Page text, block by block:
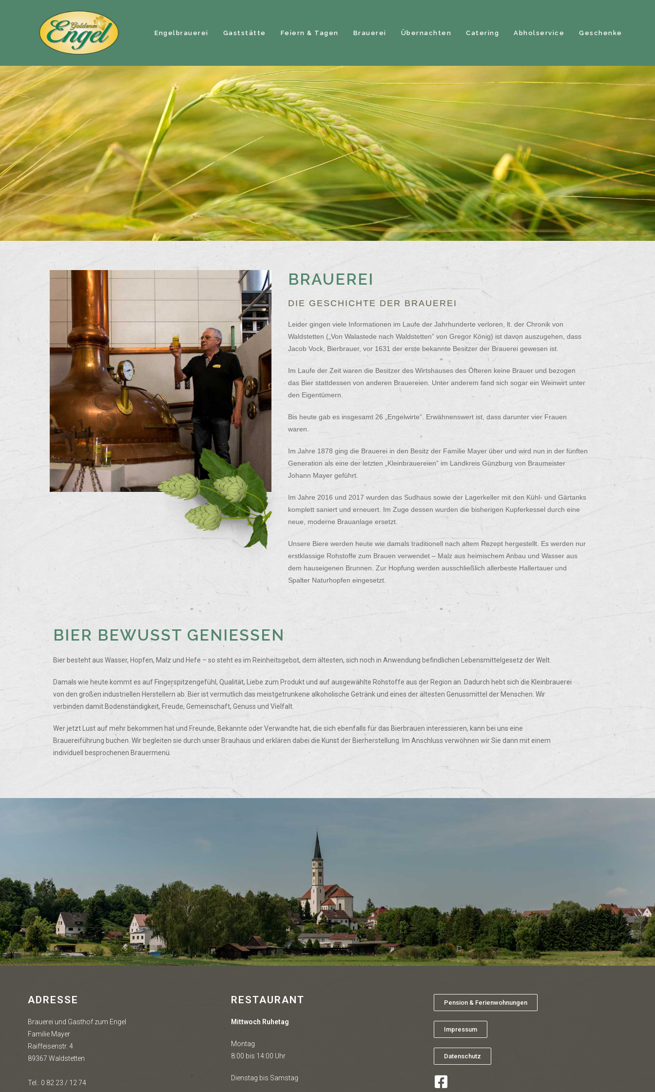
Engelbrauerei Gaststätte Feiern & Tagen Brauerei Übernachten Catering Abholservice Geschenke
BRAUEREI
DIE GESCHICHTE DER BRAUEREI
Leider gingen viele Informationen im Laufe der Jahrhunderte verloren, lt. der Chronik von
Waldstetten („Von Walastede nach Waldstetten” von Gregor König) ist davon auszugehen, dass
Jacob Vock, Bierbrauer, vor 1631 der erste bekannte Besitzer der Brauerei gewesen ist.
Im Laufe der Zeit waren die Besitzer des Wirtshauses des Öfteren keine Brauer und bezogen
das Bier stattdessen von anderen Brauereien. Unter anderem fand sich sogar ein Weinwirt unter
den Eigentümern.
Bis heute gab es insgesamt 26 „Engelwirte”. Erwähnenswert ist, dass darunter vier Frauen
waren.
Im Jahre 1878 ging die Brauerei in den Besitz der Familie Mayer über und wird nun in der fünften
Generation als eine der letzten „Kleinbrauereien” im Landkreis Günzburg von Braumeister
Johann Mayer geführt.
Im Jahre 2016 und 2017 wurden das Sudhaus sowie der Lagerkeller mit den Kühl- und Gärtanks
komplett saniert und erneuert. Im Zuge dessen wurden die bisherigen Kupferkessel durch eine
neue, moderne Brauanlage ersetzt.
Unsere Biere werden heute wie damals traditionell nach altem Rezept hergestellt. Es werden nur
erstklassige Rohstoffe zum Brauen verwendet – Malz aus heimischem Anbau und Wasser aus
dem hauseigenen Brunnen. Zur Hopfung werden ausschließlich allerbeste Hallertauer und
Spalter Naturhopfen eingesetzt.
BIER BEWUSST GENIESSEN
Bier besteht aus Wasser, Hopfen, Malz und Hefe – so steht es im Reinheitsgebot, dem ältesten, sich noch in Anwendung befindlichen Lebensmittelgesetz der Welt.
Damals wie heute kommt es auf Fingerspitzengefühl, Qualität, Liebe zum Produkt und auf ausgewählte Rohstoffe aus der Region an. Dadurch hebt sich die Kleinbrauerei
von den großen industriellen Herstellern ab. Bier ist vermutlich das meistgetrunkene alkoholische Getränk und eines der ältesten Genussmittel der Menschen. Wir
verbinden damit Bodenständigkeit, Freude, Gemeinschaft, Genuss und Vielfalt.
Wer jetzt Lust auf mehr bekommen hat und Freunde, Bekannte oder Verwandte hat, die sich ebenfalls für das Bierbrauen interessieren, kann bei uns eine
Brauereiführung buchen. Wir begleiten sie durch unser Brauhaus und erklären dabei die Kunst der Bierherstellung. Im Anschluss verwöhnen wir Sie dann mit einem
individuell besprochenen Brauermenü.
ADRESSE
Brauerei und Gasthof zum Engel
Familie Mayer
Raiffeisenstr. 4
89367 Waldstetten
Tel.: 0 82 23 / 12 74
RESTAURANT
Mittwoch Ruhetag
Montag
8:00 bis 14:00 Uhr
Dienstag bis Samstag
Pension & Ferienwohnungen
Impressum
Datenschutz